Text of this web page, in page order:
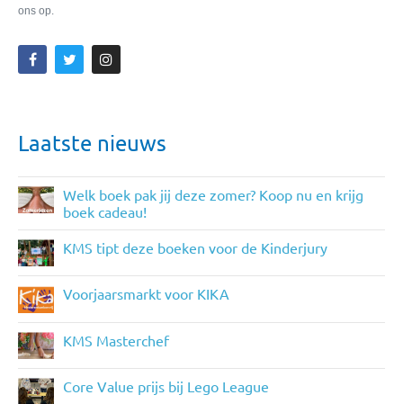
ons op.
Laatste nieuws
Welk boek pak jij deze zomer? Koop nu en krijg
boek cadeau!
KMS tipt deze boeken voor de Kinderjury
Voorjaarsmarkt voor KIKA
KMS Masterchef
Core Value prijs bij Lego League